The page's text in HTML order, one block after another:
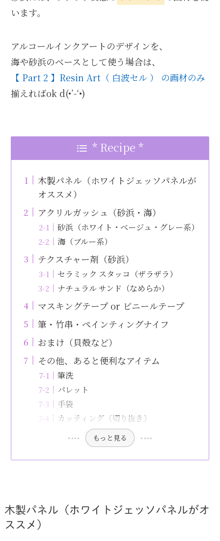
います。
アルコールインクアートのデザインを、
海や砂浜のベースとして使う場合は、
【 Part 2 】Resin Art（ 白波セル ） の画材のみ
揃えればok d(•’-‘•)
* Recipe *
木製パネル（ホワイトジェッソパネルが
オススメ）
アクリルガッシュ（砂浜・海）
砂浜（ホワイト・ベージュ・グレー系）
海（ブルー系）
テクスチャー剤（砂浜）
セラミック スタッコ（ザラザラ）
ナチュラル サンド（なめらか）
マスキングテープ or ビニールテープ
筆・竹串・ペインティングナイフ
おまけ（貝殻など）
その他、あると便利なアイテム
筆洗
パレット
手袋
カッティング（切り抜き）
もっと見る
木製パネル（ホワイトジェッソパネルがオ
ススメ）